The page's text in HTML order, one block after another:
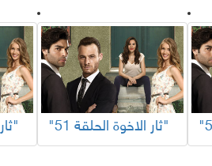
"ثار الاخوة الحلقة 51" "ثار الاخوة الحلقة 50"